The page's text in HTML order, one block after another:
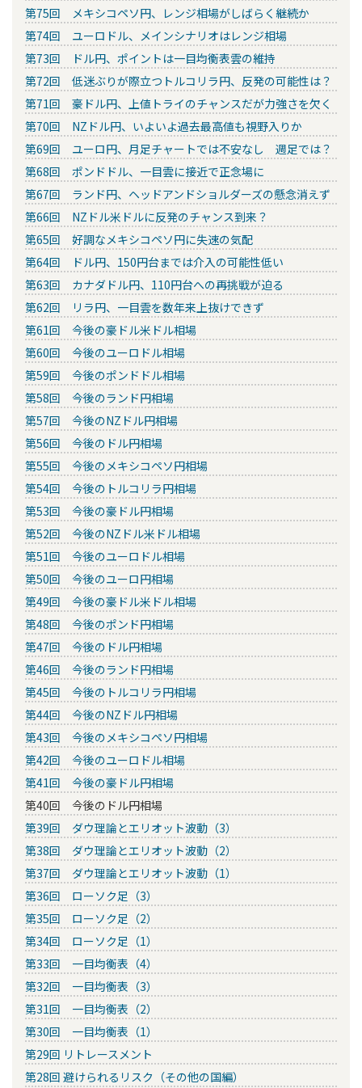
第75回 メキシコペソ円、レンジ相場がしばらく継続か
第74回 ユーロドル、メインシナリオはレンジ相場
第73回 ドル円、ポイントは一目均衡表雲の維持
第72回 低迷ぶりが際立つトルコリラ円、反発の可能性は？
第71回 豪ドル円、上値トライのチャンスだが力強さを欠く
第70回 NZドル円、いよいよ過去最高値も視野入りか
第69回 ユーロ円、月足チャートでは不安なし 週足では？
第68回 ポンドドル、一目雲に接近で正念場に
第67回 ランド円、ヘッドアンドショルダーズの懸念消えず
第66回 NZドル米ドルに反発のチャンス到来？
第65回 好調なメキシコペソ円に失速の気配
第64回 ドル円、150円台までは介入の可能性低い
第63回 カナダドル円、110円台への再挑戦が迫る
第62回 リラ円、一目雲を数年来上抜けできず
第61回 今後の豪ドル米ドル相場
第60回 今後のユーロドル相場
第59回 今後のポンドドル相場
第58回 今後のランド円相場
第57回 今後のNZドル円相場
第56回 今後のドル円相場
第55回 今後のメキシコペソ円相場
第54回 今後のトルコリラ円相場
第53回 今後の豪ドル円相場
第52回 今後のNZドル米ドル相場
第51回 今後のユーロドル相場
第50回 今後のユーロ円相場
第49回 今後の豪ドル米ドル相場
第48回 今後のポンド円相場
第47回 今後のドル円相場
第46回 今後のランド円相場
第45回 今後のトルコリラ円相場
第44回 今後のNZドル円相場
第43回 今後のメキシコペソ円相場
第42回 今後のユーロドル相場
第41回 今後の豪ドル円相場
第40回 今後のドル円相場
第39回 ダウ理論とエリオット波動（3）
第38回 ダウ理論とエリオット波動（2）
第37回 ダウ理論とエリオット波動（1）
第36回 ローソク足（3）
第35回 ローソク足（2）
第34回 ローソク足（1）
第33回 一目均衡表（4）
第32回 一目均衡表（3）
第31回 一目均衡表（2）
第30回 一目均衡表（1）
第29回 リトレースメント
第28回 避けられるリスク（その他の国編）